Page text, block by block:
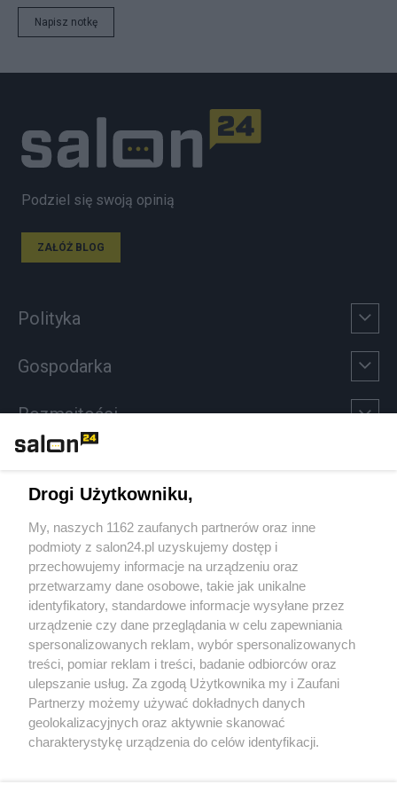
Napisz notkę
Podziel się swoją opinią
ZAŁÓŻ BLOG
Polityka
Gospodarka
Rozmaitości
Sport
Społeczeństwo
Kultura
X Facebook Instagram Youtube
Drogi Użytkowniku,
My, naszych 1162 zaufanych partnerów oraz inne
podmioty z salon24.pl uzyskujemy dostęp i
przechowujemy informacje na urządzeniu oraz
przetwarzamy dane osobowe, takie jak unikalne
identyfikatory, standardowe informacje wysyłane przez
urządzenie czy dane przeglądania w celu zapewniania
spersonalizowanych reklam, wybór spersonalizowanych
treści, pomiar reklam i treści, badanie odbiorców oraz
ulepszanie usług. Za zgodą Użytkownika my i Zaufani
Partnerzy możemy używać dokładnych danych
geolokalizacyjnych oraz aktywnie skanować
charakterystykę urządzenia do celów identyfikacji.